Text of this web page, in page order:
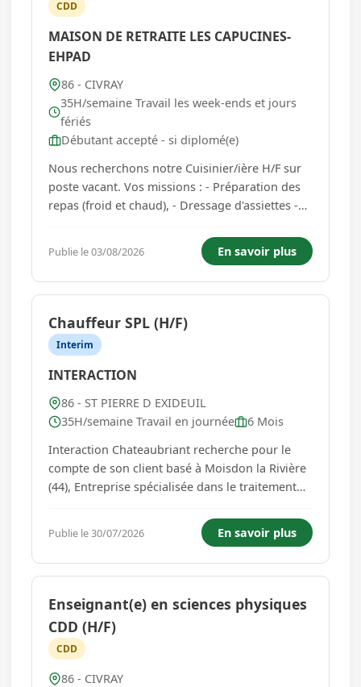
CDD
MAISON DE RETRAITE LES CAPUCINES-
EHPAD
86 - CIVRAY
35H/semaine Travail les week-ends et jours
fériés
Débutant accepté - si diplomé(e)
Nous recherchons notre Cuisinier/ière H/F sur
poste vacant. Vos missions : - Préparation des
repas (froid et chaud), - Dressage d'assiettes -
les normes d'hygiène et de sécurité, - Contrôles
DLC, températures..., - Entretien de la salle et ...
Publie le 03/08/2026 En savoir plus
Chauffeur SPL (H/F)
Interim
INTERACTION
86 - ST PIERRE D EXIDEUIL
35H/semaine Travail en journée
6 Mois
Interaction Chateaubriant recherche pour le
compte de son client basé à Moisdon la Rivière
(44), Entreprise spécialisée dans le traitement
en Intérim. Vous rejoindrez une équipe
dynamique et engagée dans la préservation de
l'environnement. Ce ...
Publie le 30/07/2026 En savoir plus
Enseignant(e) en sciences physiques
CDD (H/F)
CDD
86 - CIVRAY